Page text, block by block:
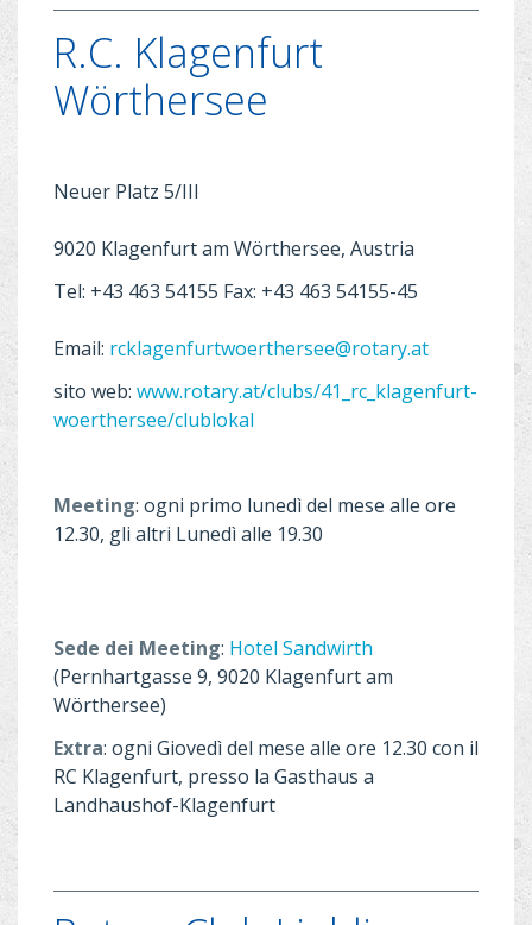
R.C. Klagenfurt
Wörthersee
Neuer Platz 5/III
9020 Klagenfurt am Wörthersee, Austria
Tel: +43 463 54155 Fax: +43 463 54155-45
Email: rcklagenfurtwoerthersee@rotary.at
sito web: www.rotary.at/clubs/41_rc_klagenfurt-
woerthersee/clublokal
Meeting: ogni primo lunedì del mese alle ore
12.30, gli altri Lunedì alle 19.30
Sede dei Meeting: Hotel Sandwirth
(Pernhartgasse 9, 9020 Klagenfurt am
Wörthersee)
Extra: ogni Giovedì del mese alle ore 12.30 con il
RC Klagenfurt, presso la Gasthaus a
Landhaushof-Klagenfurt